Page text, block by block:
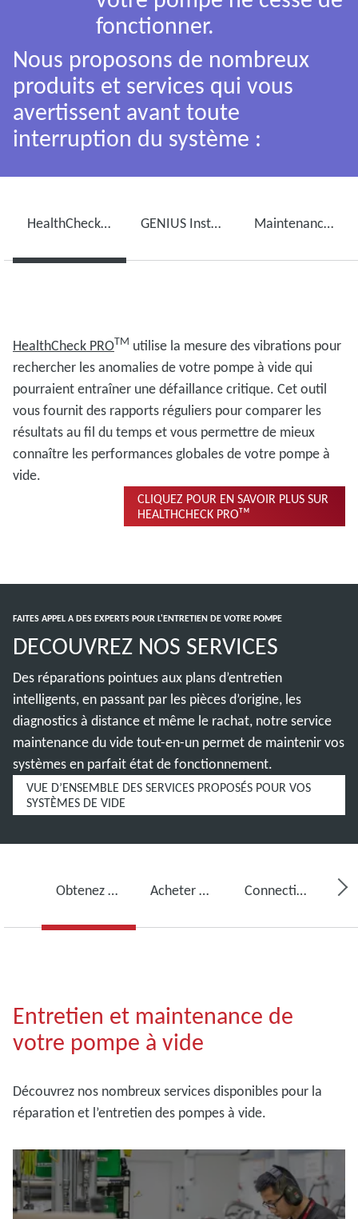
fonctionner.
Nous proposons de nombreux
produits et services qui vous
avertissent avant toute
interruption du système :
HealthCheck PROᵀᴹ GENIUS Instant Insightsᵀᴹ Maintenance de pompe à vide et ServicePlanᵀᴹ
HealthCheck PROTM utilise la mesure des vibrations pour
rechercher les anomalies de votre pompe à vide qui
pourraient entraîner une défaillance critique. Cet outil
vous fournit des rapports réguliers pour comparer les
résultats au fil du temps et vous permettre de mieux
connaître les performances globales de votre pompe à
vide.
CLIQUEZ POUR EN SAVOIR PLUS SUR
HEALTHCHECK PROᵀᴹ
FAITES APPEL A DES EXPERTS POUR L'ENTRETIEN DE VOTRE POMPE
DECOUVREZ NOS SERVICES
Des réparations pointues aux plans d’entretien
intelligents, en passant par les pièces d’origine, les
diagnostics à distance et même le rachat, notre service
maintenance du vide tout-en-un permet de maintenir vos
systèmes en parfait état de fonctionnement.
VUE D’ENSEMBLE DES SERVICES PROPOSÉS POUR VOS
SYSTÈMES DE VIDE
Obtenez des services pour votre pompe à vide Acheter de l’huile pour pompe à vide, des pièces de rechange et des kits Connectivité, surveillance et détection
Entretien et maintenance de
votre pompe à vide
Découvrez nos nombreux services disponibles pour la
réparation et l’entretien des pompes à vide.